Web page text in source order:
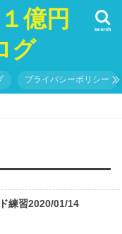
億円
グ
search
プライバシーポリシー
練習2020/01/14